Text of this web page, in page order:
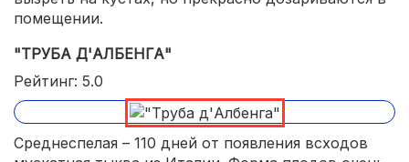
помещении.
"ТРУБА Д'АЛБЕНГА"
Рейтинг: 5.0
Среднеспелая – 110 дней от появления всходов